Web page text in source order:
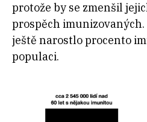
protože by se zmenšil
prospěch imunizovaných.
ještě narostlo procento
populaci.